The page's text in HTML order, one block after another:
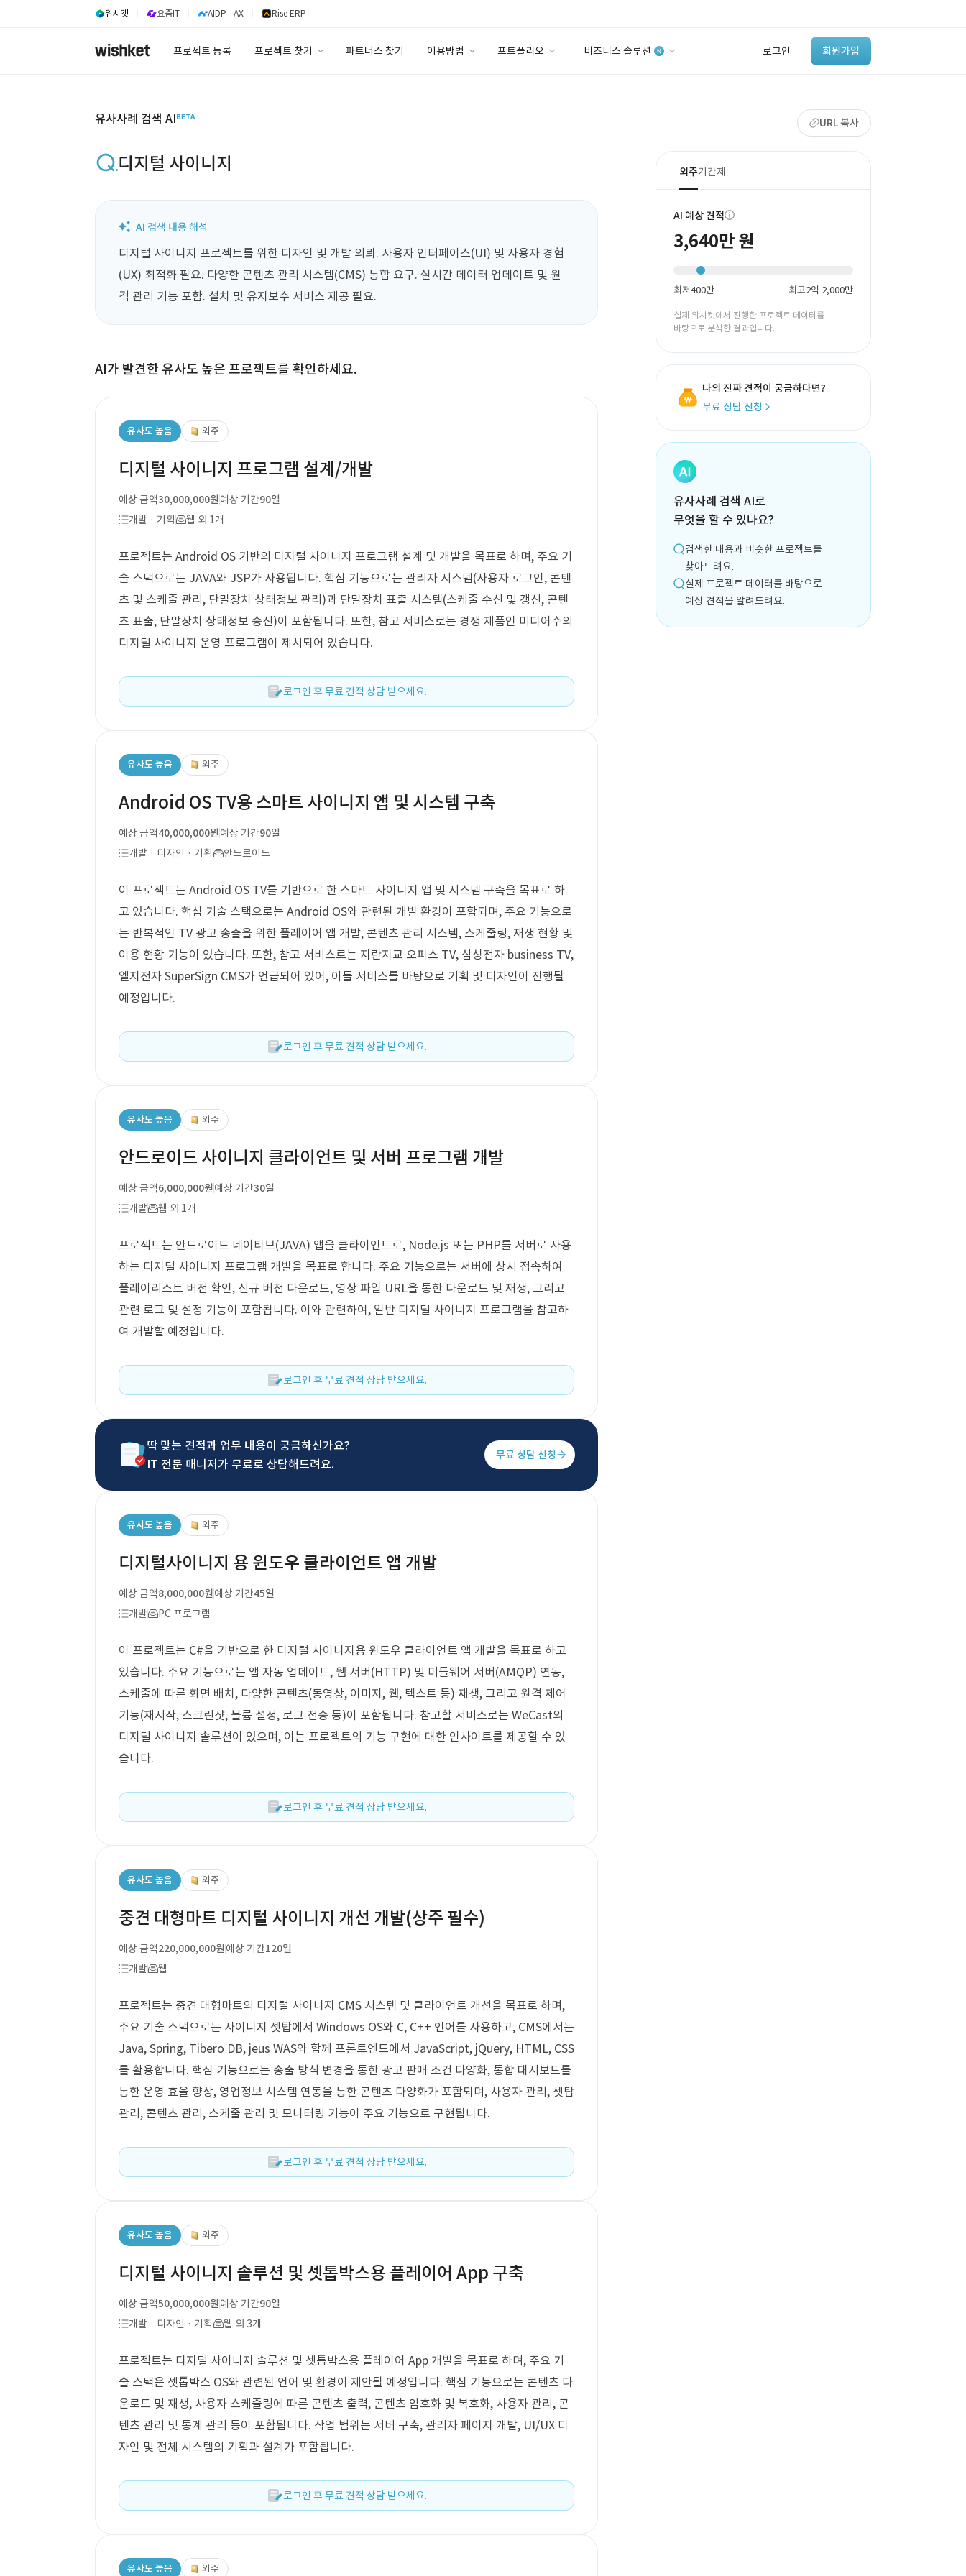
위시켓 요즘IT AIDP - AX Rise ERP
프로젝트 등록 프로젝트 찾기 파트너스 찾기 이용방법 포트폴리오 비즈니스 솔루션 로그인 회원가입
‘이런 거’ 만들어본
개발 회사 있어?
바로가기
유사사례 검색 AI URL 복사
디지털 사이니지
디지털 사이니지 프로젝트를 위한 디자인 및 개발 의뢰. 사용자 인터페이스(UI) 및 사용자 경험
(UX) 최적화 필요. 다양한 콘텐츠 관리 시스템(CMS) 통합 요구. 실시간 데이터 업데이트 및 원
격 관리 기능 포함. 설치 및 유지보수 서비스 제공 필요.
AI가 발견한 유사도 높은 프로젝트를 확인하세요.
유사도 높음 외주
디지털 사이니지 프로그램 설계/개발
예상 금액30,000,000원예상 기간90일
개발 · 기획
웹 외 1개
프로젝트는 Android OS 기반의 디지털 사이니지 프로그램 설계 및 개발을 목표로 하며, 주요 기
술 스택으로는 JAVA와 JSP가 사용됩니다. 핵심 기능으로는 관리자 시스템(사용자 로그인, 콘텐
츠 및 스케줄 관리, 단말장치 상태정보 관리)과 단말장치 표출 시스템(스케줄 수신 및 갱신, 콘텐
츠 표출, 단말장치 상태정보 송신)이 포함됩니다. 또한, 참고 서비스로는 경쟁 제품인 미디어수의
디지털 사이니지 운영 프로그램이 제시되어 있습니다.
로그인 후 무료 견적 상담 받으세요.
유사도 높음 외주
Android OS TV용 스마트 사이니지 앱 및 시스템 구축
예상 금액40,000,000원예상 기간90일
개발 · 디자인 · 기획
안드로이드
이 프로젝트는 Android OS TV를 기반으로 한 스마트 사이니지 앱 및 시스템 구축을 목표로 하
고 있습니다. 핵심 기술 스택으로는 Android OS와 관련된 개발 환경이 포함되며, 주요 기능으로
는 반복적인 TV 광고 송출을 위한 플레이어 앱 개발, 콘텐츠 관리 시스템, 스케줄링, 재생 현황 및
이용 현황 기능이 있습니다. 또한, 참고 서비스로는 지란지교 오피스 TV, 삼성전자 business TV,
엘지전자 SuperSign CMS가 언급되어 있어, 이들 서비스를 바탕으로 기획 및 디자인이 진행될
예정입니다.
로그인 후 무료 견적 상담 받으세요.
유사도 높음 외주
안드로이드 사이니지 클라이언트 및 서버 프로그램 개발
예상 금액6,000,000원예상 기간30일
개발
웹 외 1개
프로젝트는 안드로이드 네이티브(JAVA) 앱을 클라이언트로, Node.js 또는 PHP를 서버로 사용
하는 디지털 사이니지 프로그램 개발을 목표로 합니다. 주요 기능으로는 서버에 상시 접속하여
플레이리스트 버전 확인, 신규 버전 다운로드, 영상 파일 URL을 통한 다운로드 및 재생, 그리고
관련 로그 및 설정 기능이 포함됩니다. 이와 관련하여, 일반 디지털 사이니지 프로그램을 참고하
여 개발할 예정입니다.
로그인 후 무료 견적 상담 받으세요.
딱 맞는 견적과 업무 내용이 궁금하신가요?
IT 전문 매니저가 무료로 상담해드려요.
무료 상담 신청
유사도 높음 외주
디지털사이니지 용 윈도우 클라이언트 앱 개발
예상 금액8,000,000원예상 기간45일
개발
PC 프로그램
이 프로젝트는 C#을 기반으로 한 디지털 사이니지용 윈도우 클라이언트 앱 개발을 목표로 하고
있습니다. 주요 기능으로는 앱 자동 업데이트, 웹 서버(HTTP) 및 미들웨어 서버(AMQP) 연동,
스케줄에 따른 화면 배치, 다양한 콘텐츠(동영상, 이미지, 웹, 텍스트 등) 재생, 그리고 원격 제어
기능(재시작, 스크린샷, 볼륨 설정, 로그 전송 등)이 포함됩니다. 참고할 서비스로는 WeCast의
디지털 사이니지 솔루션이 있으며, 이는 프로젝트의 기능 구현에 대한 인사이트를 제공할 수 있
습니다.
로그인 후 무료 견적 상담 받으세요.
유사도 높음 외주
중견 대형마트 디지털 사이니지 개선 개발(상주 필수)
예상 금액220,000,000원예상 기간120일
개발
웹
프로젝트는 중견 대형마트의 디지털 사이니지 CMS 시스템 및 클라이언트 개선을 목표로 하며,
주요 기술 스택으로는 사이니지 셋탑에서 Windows OS와 C, C++ 언어를 사용하고, CMS에서는
Java, Spring, Tibero DB, jeus WAS와 함께 프론트엔드에서 JavaScript, jQuery, HTML, CSS
를 활용합니다. 핵심 기능으로는 송출 방식 변경을 통한 광고 판매 조건 다양화, 통합 대시보드를
통한 운영 효율 향상, 영업정보 시스템 연동을 통한 콘텐츠 다양화가 포함되며, 사용자 관리, 셋탑
관리, 콘텐츠 관리, 스케줄 관리 및 모니터링 기능이 주요 기능으로 구현됩니다.
로그인 후 무료 견적 상담 받으세요.
유사도 높음 외주
디지털 사이니지 솔루션 및 셋톱박스용 플레이어 App 구축
예상 금액50,000,000원예상 기간90일
개발 · 디자인 · 기획
웹 외 3개
프로젝트는 디지털 사이니지 솔루션 및 셋톱박스용 플레이어 App 개발을 목표로 하며, 주요 기
술 스택은 셋톱박스 OS와 관련된 언어 및 환경이 제안될 예정입니다. 핵심 기능으로는 콘텐츠 다
운로드 및 재생, 사용자 스케쥴링에 따른 콘텐츠 출력, 콘텐츠 암호화 및 복호화, 사용자 관리, 콘
텐츠 관리 및 통계 관리 등이 포함됩니다. 작업 범위는 서버 구축, 관리자 페이지 개발, UI/UX 디
자인 및 전체 시스템의 기획과 설계가 포함됩니다.
로그인 후 무료 견적 상담 받으세요.
유사도 높음 외주
외주기간제
AI 예상 견적
3,640만 원
최저400만 최고2억 2,000만
실제 위시켓에서 진행한 프로젝트 데이터를
바탕으로 분석한 결과입니다.
나의 진짜 견적이 궁금하다면?
무료 상담 신청
유사사례 검색 AI로
무엇을 할 수 있나요?
검색한 내용과 비슷한 프로젝트를
찾아드려요.
실제 프로젝트 데이터를 바탕으로
예상 견적을 알려드려요.